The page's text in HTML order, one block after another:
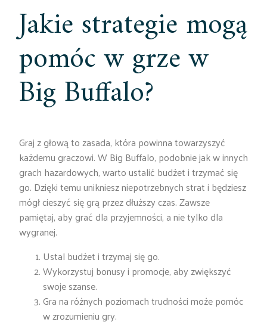
Jakie strategie mogą
pomóc w grze w
Big Buffalo?
Graj z głową to zasada, która powinna towarzyszyć
każdemu graczowi. W Big Buffalo, podobnie jak w innych
grach hazardowych, warto ustalić budżet i trzymać się
go. Dzięki temu unikniesz niepotrzebnych strat i będziesz
mógł cieszyć się grą przez dłuższy czas. Zawsze
pamiętaj, aby grać dla przyjemności, a nie tylko dla
wygranej.
Ustal budżet i trzymaj się go.
Wykorzystuj bonusy i promocje, aby zwiększyć
swoje szanse.
Gra na różnych poziomach trudności może pomóc
w zrozumieniu gry.